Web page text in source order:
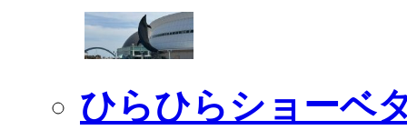
ひらひらショーベ